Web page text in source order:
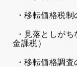
・移転価格税制
・見落としが
金課税）
・移転価格調査